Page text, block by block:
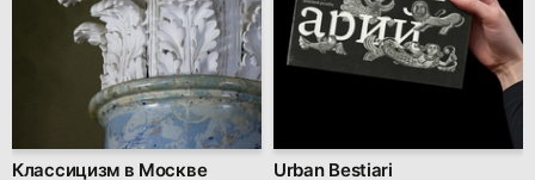
Классицизм в Москве Urban Bestiari